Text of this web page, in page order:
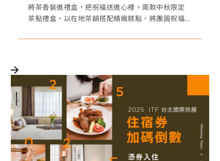
將茶香裝進禮盒，把祝福送進心裡。兩款中秋限定
茶點禮盒，以在地茶韻搭配精緻糕點，將團圓祝福